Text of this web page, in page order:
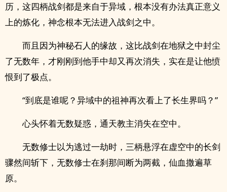
历，这四柄战剑都是来自于异域，根本没有办法真正意义
上的炼化，神念根本无法进入战剑之中。
而且因为神秘石人的缘故，这比战剑在地狱之中封尘
了无数年，才刚刚到他手中却又再次消失，实在是让他愤
恨到了极点。
“到底是谁呢？异域中的祖神再次看上了长生界吗？”
心头怀着无数疑惑，通天教主消失在空中。
无数修士以为逃过一劫时，三柄悬浮在虚空中的长剑
骤然间斩下，无数修士在刹那间断为两截，仙血撒遍草
原。